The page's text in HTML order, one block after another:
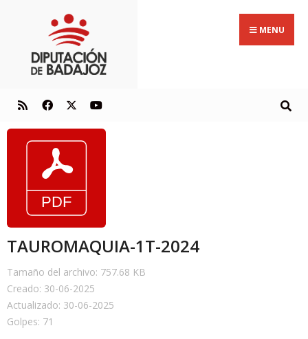
MENU
TAUROMAQUIA-1T-2024
Tamaño del archivo: 757.68 KB
Creado: 30-06-2025
Actualizado: 30-06-2025
Golpes: 71